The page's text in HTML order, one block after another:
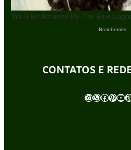
CONTATOS E
InstagramWhatsApp Facebook Pinterest Youtube Amazon